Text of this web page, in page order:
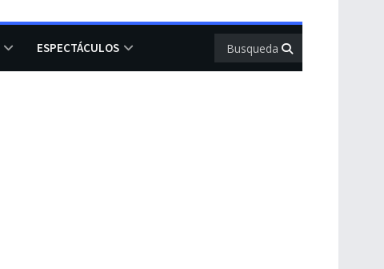
ESPECTÁCULOS